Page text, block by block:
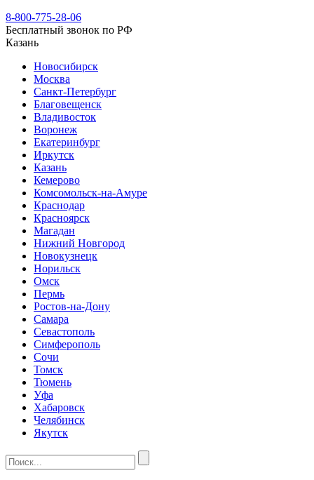
8-800-775-28-06
Бесплатный звонок по РФ
Казань
Новосибирск
Москва
Санкт-Петербург
Благовещенск
Владивосток
Воронеж
Екатеринбург
Иркутск
Казань
Кемерово
Комсомольск-на-Амуре
Краснодар
Красноярск
Магадан
Нижний Новгород
Новокузнецк
Норильск
Омск
Пермь
Ростов-на-Дону
Самара
Севастополь
Симферополь
Сочи
Томск
Тюмень
Уфа
Хабаровск
Челябинск
Якутск